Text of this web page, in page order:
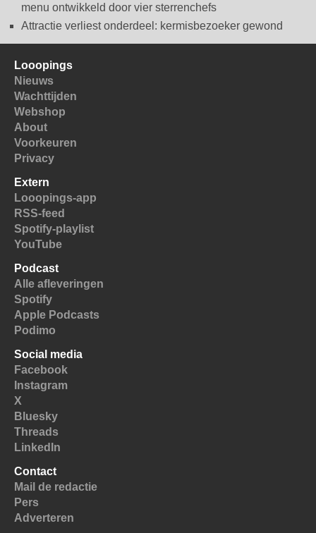
menu ontwikkeld door vier sterrenchefs
Attractie verliest onderdeel: kermisbezoeker gewond
Looopings
Nieuws
Wachttijden
Webshop
About
Voorkeuren
Privacy
Extern
Looopings-app
RSS-feed
Spotify-playlist
YouTube
Podcast
Alle afleveringen
Spotify
Apple Podcasts
Podimo
Social media
Facebook
Instagram
X
Bluesky
Threads
LinkedIn
Contact
Mail de redactie
Pers
Adverteren